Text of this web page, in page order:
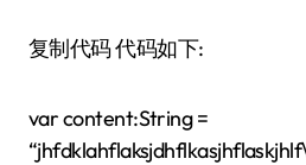
复制代码 代码如下:
var content:String =